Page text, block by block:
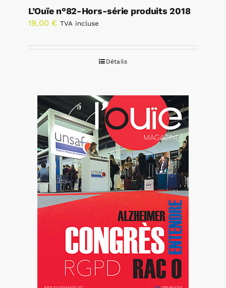
L’Ouïe n°82-Hors-série produits 2018
19,00 € TVA incluse
Détails